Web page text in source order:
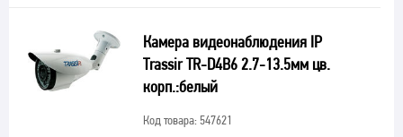
Камера видеонаблюдения IP
Trassir TR-D4B6 2.7-13.5мм цв.
корп.:белый
Код товара: 547621